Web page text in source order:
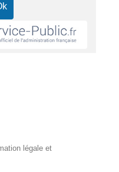
légale et